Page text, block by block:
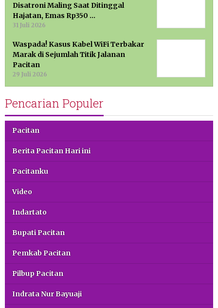
Disatroni Maling Saat Ditinggal
Hajatan, Emas Rp350 …
31 Juli 2026
Waspada! Kasus Kabel WiFi Terbakar
Marak di Sejumlah Titik Jalanan
Pacitan
29 Juli 2026
Pencarian Populer
Pacitan
Berita Pacitan Hari ini
Pacitanku
Video
Indartato
Bupati Pacitan
Pemkab Pacitan
Pilbup Pacitan
Indrata Nur Bayuaji